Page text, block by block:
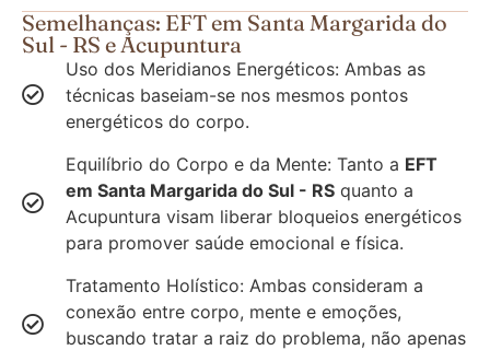
Semelhanças: EFT em Santa Margarida do
Sul - RS e Acupuntura
Uso dos Meridianos Energéticos: Ambas as
técnicas baseiam-se nos mesmos pontos
energéticos do corpo.
Equilíbrio do Corpo e da Mente: Tanto a EFT
em Santa Margarida do Sul - RS quanto a
Acupuntura visam liberar bloqueios energéticos
para promover saúde emocional e física.
Tratamento Holístico: Ambas consideram a
conexão entre corpo, mente e emoções,
buscando tratar a raiz do problema, não apenas